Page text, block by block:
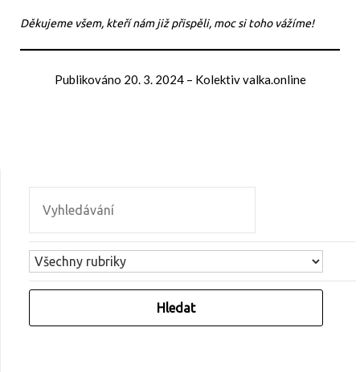
Děkujeme všem, kteří nám již přispěli, moc si toho vážíme!
Publikováno 20. 3. 2024– Kolektiv valka.online